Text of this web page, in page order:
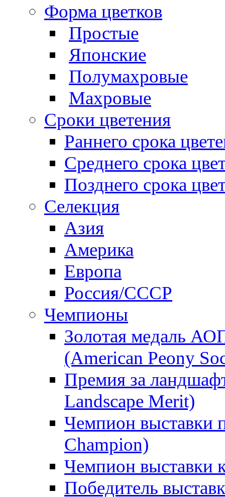
Форма цветков
Простые
Японские
Полумахровые
Махровые
Сроки цветения
Раннего срока
Среднего срока
Позднего срока
Селекция
Азия
Америка
Европа
Россия/СССР
Чемпионы
Золотая медаль
(American Peony
Премия за
Landscape Merit)
Чемпион выставки
Champion)
Чемпион выставки
Победитель